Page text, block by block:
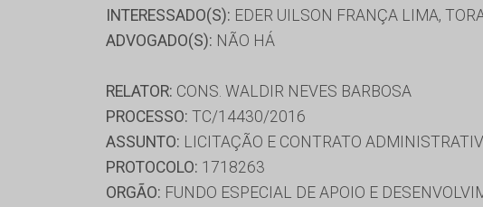
INTERESSADO(S): EDER UILSON FRANÇA LIMA,
ADVOGADO(S): NÃO HÁ
RELATOR: CONS. WALDIR NEVES BARBOSA
PROCESSO: TC/14430/2016
ASSUNTO: LICITAÇÃO E CONTRATO
PROTOCOLO: 1718263
ORGÃO: FUNDO ESPECIAL DE APOIO E